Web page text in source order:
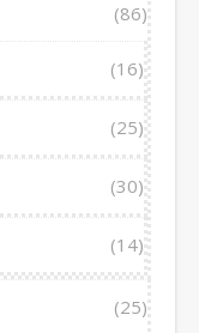
(86)
(16)
(25)
(30)
(14)
(25)